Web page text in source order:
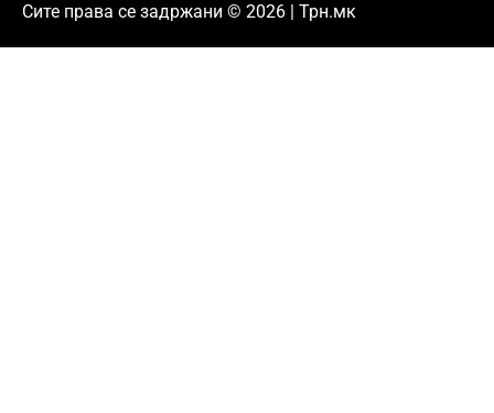
Сите права се задржани © 2026 | Трн.мк